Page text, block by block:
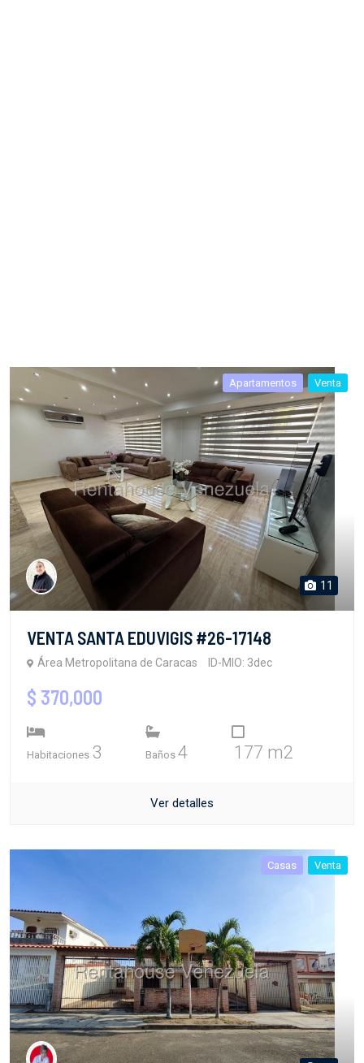
Apartamentos Venta
11
VENTA SANTA EDUVIGIS #26-17148
Área Metropolitana de Caracas ID-MIO: 3dec
$ 370,000
Habitaciones 3 Baños 4 177 m2
Ver detalles
Casas Venta